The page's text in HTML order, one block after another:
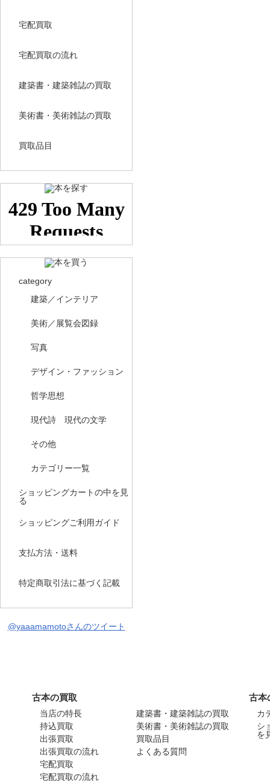
宅配買取
宅配買取の流れ
建築書・建築雑誌の買取
美術書・美術雑誌の買取
買取品目
category
建築／インテリア
美術／展覧会図録
写真
デザイン・ファッション
哲学思想
現代詩 現代の文学
その他
カテゴリー一覧
ショッピングカートの中を見
る
ショッピングご利用ガイド
支払方法・送料
特定商取引法に基づく記載
@yaaamamotoさんのツイート
古本の買取
当店の特長
持込買取
出張買取
出張買取の流れ
宅配買取
宅配買取の流れ
建築書・建築雑誌の買取
美術書・美術雑誌の買取
買取品目
よくある質問
古本
カ
シ
を